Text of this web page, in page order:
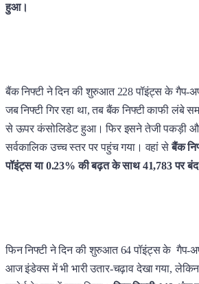
हुआ।
बैंक निफ्टी ने दिन की शुरुआत 228 पॉइंट्स के गैप-
जब निफ्टी गिर रहा था, तब बैंक निफ्टी काफी लंबे
से ऊपर कंसोलिडेट हुआ। फिर इसने तेजी पकड़ी
सर्वकालिक उच्च स्तर पर पहुंच गया। वहां सेबैंक
पॉइंट्स या 0.23% की बढ़त के साथ 41,783 पर
फिन निफ्टी ने दिन की शुरुआत 64 पॉइंट्स के गैप-
आज इंडेक्स में भी भारी उतार-चढ़ाव देखा गया,